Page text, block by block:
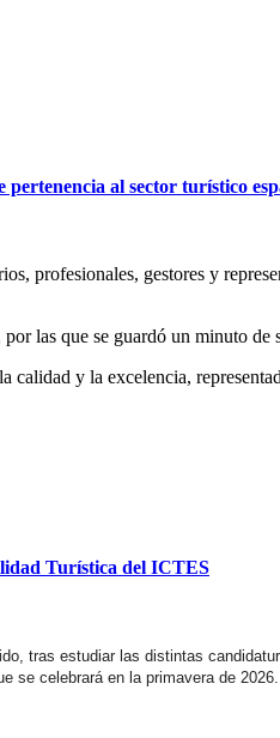
al sector turístico
profesionales, gestores y
las que se guardó un minuto de
y la excelencia,
Turística del ICTES
tras estudiar las distintas
se celebrará en la primavera de 2026.